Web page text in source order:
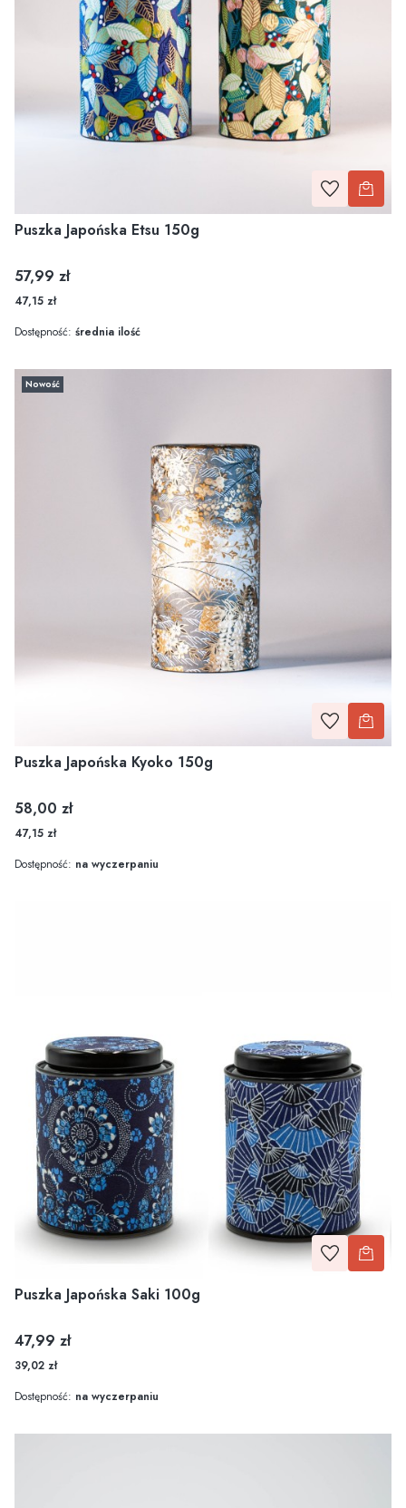
Puszka Japońska Etsu 150g
Cena
57,99 zł
47,15 zł
Dostępność: średnia ilość
Nowość
Puszka Japońska Kyoko 150g
Cena
58,00 zł
47,15 zł
Dostępność: na wyczerpaniu
Puszka Japońska Saki 100g
Cena
47,99 zł
39,02 zł
Dostępność: na wyczerpaniu